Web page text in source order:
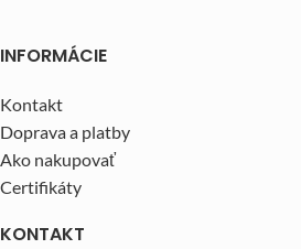
INFORMÁCIE
Kontakt
Doprava a platby
Ako nakupovať
Certifikáty
KONTAKT